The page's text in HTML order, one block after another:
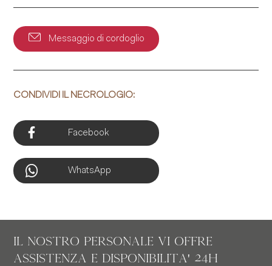
Messaggio di cordoglio
CONDIVIDI IL NECROLOGIO:
Facebook
WhatsApp
Il nostro personale vi offre
assistenza e disponibilita' 24H